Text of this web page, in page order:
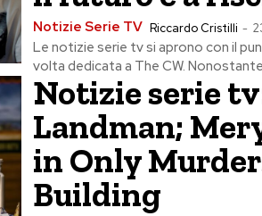
Notizie Serie TV Riccardo Cristilli -
Le notizie serie tv si aprono con il
volta dedicata a The CW.
Notizie serie
Landman;
in Only
Building